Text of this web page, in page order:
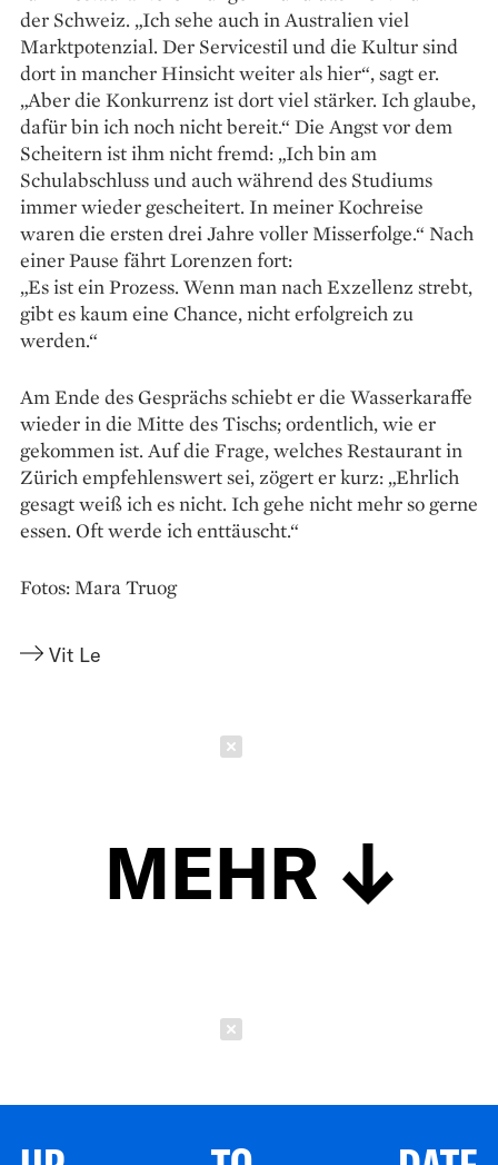
der Schweiz. „Ich sehe auch in Australien viel
Marktpotenzial. Der Servicestil und die Kultur sind
dort in mancher Hinsicht weiter als hier“, sagt er.
„Aber die Konkurrenz ist dort viel stärker. Ich glaube,
dafür bin ich noch nicht bereit.“ Die Angst vor dem
Scheitern ist ihm nicht fremd: „Ich bin am
Schulabschluss und auch während des Studiums
immer wieder gescheitert. In meiner Kochreise
waren die ersten drei Jahre voller Misserfolge.“ Nach
einer Pause fährt Lorenzen fort:
„Es ist ein Prozess. Wenn man nach Exzellenz strebt,
gibt es kaum eine Chance, nicht erfolgreich zu
werden.“
Am Ende des Gesprächs schiebt er die Wasser­karaffe
wieder in die Mitte des Tischs; ordentlich, wie er
gekommen ist. Auf die Frage, welches Restaurant in
Zürich empfehlenswert sei, zögert er kurz: „Ehrlich
gesagt weiß ich es nicht. Ich gehe nicht mehr so gerne
essen. Oft werde ich enttäuscht.“
Fotos: Mara Truog
Vit Le
MEHR